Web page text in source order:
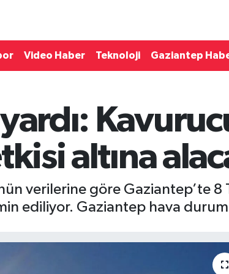
Video Haber Teknoloji Gaziantep
altına
verilerine göre Gaziantep’te 8
ediliyor. Gaziantep hava